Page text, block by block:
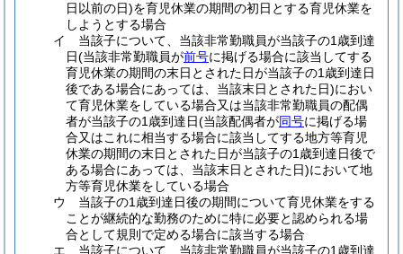
日以前の日)を育児休業の期間の初日とする育児休業を
しようとする場合
イ
当該子について、当該非常勤職員が当該子の1歳到達
日(当該非常勤職員が前号に掲げる場合に該当してする
育児休業の期間の末日とされた日が当該子の1歳到達日
後である場合にあっては、当該末日とされた日)におい
て育児休業をしている場合又は当該非常勤職員の配偶
者が当該子の1歳到達日(当該配偶者が同号に掲げる場
合又はこれに相当する場合に該当してする地方等育児
休業の期間の末日とされた日が当該子の1歳到達日後で
ある場合にあっては、当該末日とされた日)において地
方等育児休業をしている場合
ウ
当該子の1歳到達日後の期間について育児休業をする
ことが継続的な勤務のために特に必要と認められる場
合として規則で定める場合に該当する場合
エ
当該子について、当該非常勤職員が当該子の1歳到達